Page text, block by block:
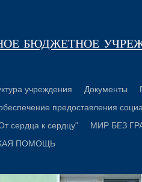
бюджетное
учреждения Документы
предоставления
сердца к сердцу"
МИР БЕЗ
ПОМОЩЬ